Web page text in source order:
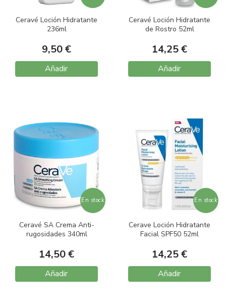
Ceravé Loción Hidratante
236ml
9,50 €
Añadir
Ceravé Loción Hidratante
de Rostro 52ml
14,25 €
Añadir
En stock
Ceravé SA Crema Anti-
rugosidades 340ml
14,50 €
Añadir
En stock
Cerave Loción Hidratante
Facial SPF50 52ml
14,25 €
Añadir